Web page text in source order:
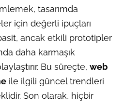
tasarımda
için değerli ipuçları
ancak etkili prototipler
daha karmaşık
Bu süreçte,web
ile ilgili güncel trendleri
Son olarak, hiçbir